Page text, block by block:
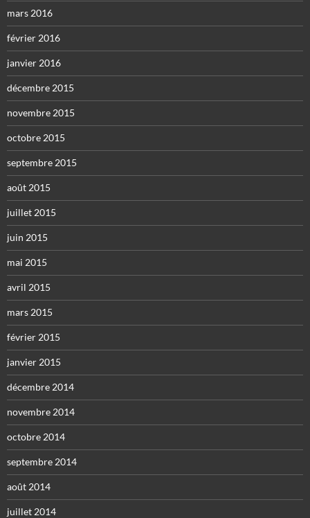
mars 2016
février 2016
janvier 2016
décembre 2015
novembre 2015
octobre 2015
septembre 2015
août 2015
juillet 2015
juin 2015
mai 2015
avril 2015
mars 2015
février 2015
janvier 2015
décembre 2014
novembre 2014
octobre 2014
septembre 2014
août 2014
juillet 2014